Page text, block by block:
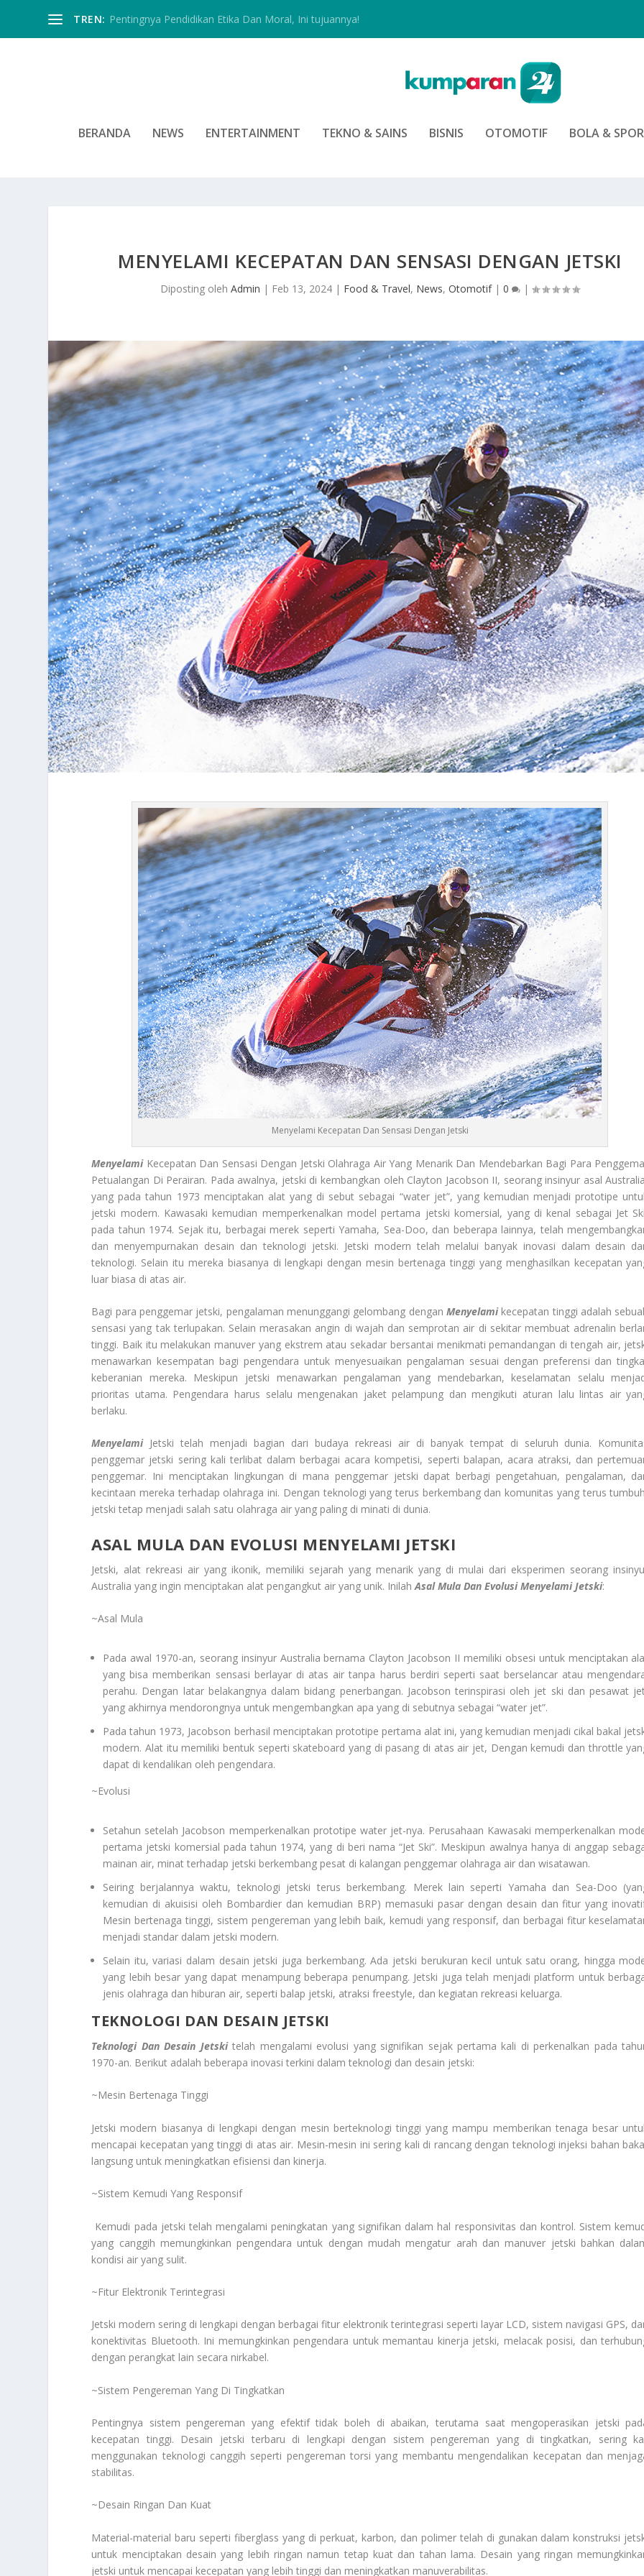
TREN: Pentingnya Pendidikan Etika Dan Moral, Ini tujuannya!
BERANDA NEWS ENTERTAINMENT TEKNO & SAINS BISNIS OTOMOTIF BOLA &
MENYELAMI KECEPATAN DAN SENSASI DENGAN JETSKI
Diposting olehAdmin | Feb 13, 2024 | Food & Travel, News,Otomotif|0 |
Menyelami Kecepatan Dan Sensasi Dengan Jetski
Menyelami Kecepatan Dan Sensasi Dengan Jetski Olahraga Air Yang Menarik Dan Mendebarkan Bagi Para
Petualangan Di Perairan. Pada awalnya, jetski di kembangkan oleh Clayton Jacobson II, seorang insinyur asal
yang pada tahun 1973 menciptakan alat yang di sebut sebagai “water jet”, yang kemudian menjadi prototipe
jetski modern. Kawasaki kemudian memperkenalkan model pertama jetski komersial, yang di kenal sebagai Jet
pada tahun 1974. Sejak itu, berbagai merek seperti Yamaha, Sea-Doo, dan beberapa lainnya, telah
dan menyempurnakan desain dan teknologi jetski. Jetski modern telah melalui banyak inovasi dalam desain
teknologi. Selain itu mereka biasanya di lengkapi dengan mesin bertenaga tinggi yang menghasilkan kecepatan
luar biasa di atas air.
Bagi para penggemar jetski, pengalaman menunggangi gelombang dengan Menyelami kecepatan tinggi adalah
sensasi yang tak terlupakan. Selain merasakan angin di wajah dan semprotan air di sekitar membuat adrenalin
tinggi. Baik itu melakukan manuver yang ekstrem atau sekadar bersantai menikmati pemandangan di tengah air,
menawarkan kesempatan bagi pengendara untuk menyesuaikan pengalaman sesuai dengan preferensi dan
keberanian mereka. Meskipun jetski menawarkan pengalaman yang mendebarkan, keselamatan selalu
prioritas utama. Pengendara harus selalu mengenakan jaket pelampung dan mengikuti aturan lalu lintas air
berlaku.
Menyelami Jetski telah menjadi bagian dari budaya rekreasi air di banyak tempat di seluruh dunia.
penggemar jetski sering kali terlibat dalam berbagai acara kompetisi, seperti balapan, acara atraksi, dan
penggemar. Ini menciptakan lingkungan di mana penggemar jetski dapat berbagi pengetahuan, pengalaman,
kecintaan mereka terhadap olahraga ini. Dengan teknologi yang terus berkembang dan komunitas yang terus
jetski tetap menjadi salah satu olahraga air yang paling di minati di dunia.
ASAL MULA DAN EVOLUSI MENYELAMI JETSKI
Jetski, alat rekreasi air yang ikonik, memiliki sejarah yang menarik yang di mulai dari eksperimen seorang
Australia yang ingin menciptakan alat pengangkut air yang unik. InilahAsal Mula Dan Evolusi Menyelami Jetski:
~Asal Mula
Pada awal 1970-an, seorang insinyur Australia bernama Clayton Jacobson II memiliki obsesi untuk menciptakan
yang bisa memberikan sensasi berlayar di atas air tanpa harus berdiri seperti saat berselancar atau
perahu. Dengan latar belakangnya dalam bidang penerbangan. Jacobson terinspirasi oleh jet ski dan pesawat
yang akhirnya mendorongnya untuk mengembangkan apa yang di sebutnya sebagai “water jet”.
Pada tahun 1973, Jacobson berhasil menciptakan prototipe pertama alat ini, yang kemudian menjadi cikal bakal
modern. Alat itu memiliki bentuk seperti skateboard yang di pasang di atas air jet, Dengan kemudi dan throttle
dapat di kendalikan oleh pengendara.
~Evolusi
Setahun setelah Jacobson memperkenalkan prototipe water jet-nya. Perusahaan Kawasaki memperkenalkan
pertama jetski komersial pada tahun 1974, yang di beri nama “Jet Ski”. Meskipun awalnya hanya di anggap
mainan air, minat terhadap jetski berkembang pesat di kalangan penggemar olahraga air dan wisatawan.
Seiring berjalannya waktu, teknologi jetski terus berkembang. Merek lain seperti Yamaha dan Sea-Doo
kemudian di akuisisi oleh Bombardier dan kemudian BRP) memasuki pasar dengan desain dan fitur yang
Mesin bertenaga tinggi, sistem pengereman yang lebih baik, kemudi yang responsif, dan berbagai fitur
menjadi standar dalam jetski modern.
Selain itu, variasi dalam desain jetski juga berkembang. Ada jetski berukuran kecil untuk satu orang, hingga
yang lebih besar yang dapat menampung beberapa penumpang. Jetski juga telah menjadi platform untuk
jenis olahraga dan hiburan air, seperti balap jetski, atraksi freestyle, dan kegiatan rekreasi keluarga.
TEKNOLOGI DAN DESAIN JETSKI
Teknologi Dan Desain Jetski telah mengalami evolusi yang signifikan sejak pertama kali di perkenalkan pada
1970-an. Berikut adalah beberapa inovasi terkini dalam teknologi dan desain jetski:
~Mesin Bertenaga Tinggi
Jetski modern biasanya di lengkapi dengan mesin berteknologi tinggi yang mampu memberikan tenaga besar
mencapai kecepatan yang tinggi di atas air. Mesin-mesin ini sering kali di rancang dengan teknologi injeksi bahan
langsung untuk meningkatkan efisiensi dan kinerja.
~Sistem Kemudi Yang Responsif
Kemudi pada jetski telah mengalami peningkatan yang signifikan dalam hal responsivitas dan kontrol. Sistem
yang canggih memungkinkan pengendara untuk dengan mudah mengatur arah dan manuver jetski bahkan
kondisi air yang sulit.
~Fitur Elektronik Terintegrasi
Jetski modern sering di lengkapi dengan berbagai fitur elektronik terintegrasi seperti layar LCD, sistem navigasi GPS,
konektivitas Bluetooth. Ini memungkinkan pengendara untuk memantau kinerja jetski, melacak posisi, dan
dengan perangkat lain secara nirkabel.
~Sistem Pengereman Yang Di Tingkatkan
Pentingnya sistem pengereman yang efektif tidak boleh di abaikan, terutama saat mengoperasikan jetski
kecepatan tinggi. Desain jetski terbaru di lengkapi dengan sistem pengereman yang di tingkatkan, sering
menggunakan teknologi canggih seperti pengereman torsi yang membantu mengendalikan kecepatan dan
stabilitas.
~Desain Ringan Dan Kuat
Material-material baru seperti fiberglass yang di perkuat, karbon, dan polimer telah di gunakan dalam konstruksi
untuk menciptakan desain yang lebih ringan namun tetap kuat dan tahan lama. Desain yang ringan
jetski untuk mencapai kecepatan yang lebih tinggi dan meningkatkan manuverabilitas.